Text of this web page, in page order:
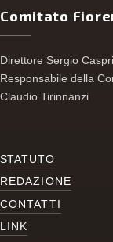
Comitato
Direttore Sergio
Responsabile della
Claudio Tirinnanzi
STATUTO
REDAZIONE
CONTATTI
LINK